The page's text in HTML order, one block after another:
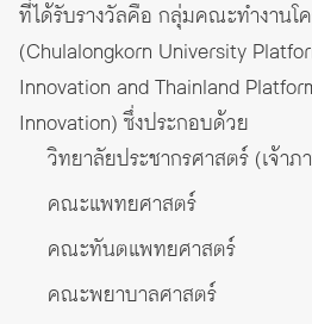
ที่ได้รับรางวัลคือ กลุ่มคณะทำงานโค
(Chulalongkorn University
Innovation and Thainland
Innovation) ซึ่งประกอบด้วย
วิทยาลัยประชากรศาสตร์ (เจ้าภ
คณะแพทยศาสตร์
คณะทันตแพทยศาสตร์
คณะพยาบาลศาสตร์